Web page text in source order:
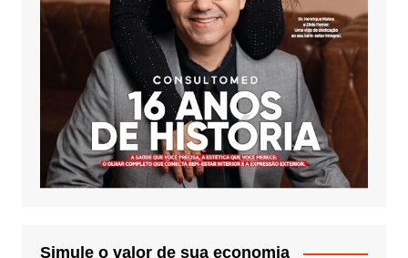
Simule o valor de sua economia